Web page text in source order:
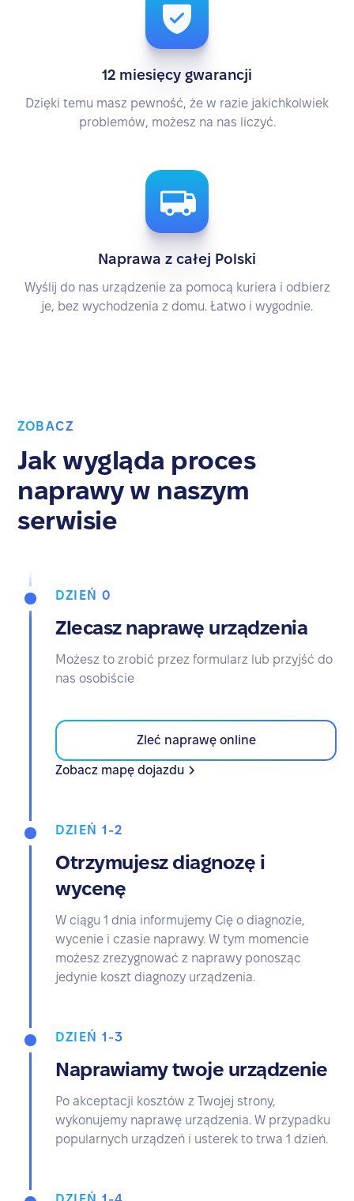
12 miesięcy gwarancji
Dzięki temu masz pewność, że w razie jakichkolwiek
problemów, możesz na nas liczyć.
Naprawa z całej Polski
Wyślij do nas urządzenie za pomocą kuriera i odbierz
je, bez wychodzenia z domu. Łatwo i wygodnie.
ZOBACZ
Jak wygląda proces
naprawy w naszym
serwisie
DZIEŃ 0
Zlecasz naprawę urządzenia
Możesz to zrobić przez formularz lub przyjść do
nas osobiście
Zleć naprawę online
Zobacz mapę dojazdu
DZIEŃ 1-2
Otrzymujesz diagnozę i
wycenę
W ciągu 1 dnia informujemy Cię o diagnozie,
wycenie i czasie naprawy. W tym momencie
możesz zrezygnować z naprawy ponosząc
jedynie koszt diagnozy urządzenia.
DZIEŃ 1-3
Naprawiamy twoje urządzenie
Po akceptacji kosztów z Twojej strony,
wykonujemy naprawę urządzenia. W przypadku
popularnych urządzeń i usterek to trwa 1 dzień.